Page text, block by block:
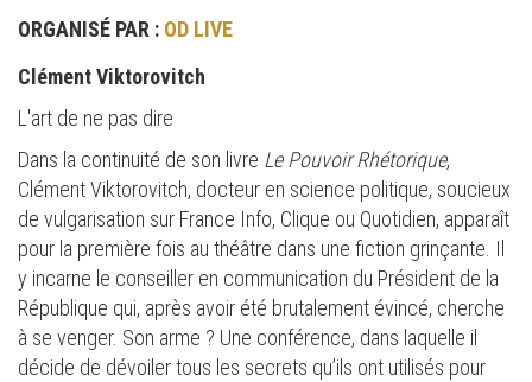
ORGANISÉ PAR : OD LIVE
Clément Viktorovitch
L'art de ne pas dire
Dans la continuité de son livre Le Pouvoir Rhétorique,
Clément Viktorovitch, docteur en science politique, soucieux
de vulgarisation sur France Info, Clique ou Quotidien, apparaît
pour la première fois au théâtre dans une fiction grinçante. Il
y incarne le conseiller en communication du Président de la
République qui, après avoir été brutalement évincé, cherche
à se venger. Son arme ? Une conférence, dans laquelle il
décide de dévoiler tous les secrets qu’ils ont utilisés pour